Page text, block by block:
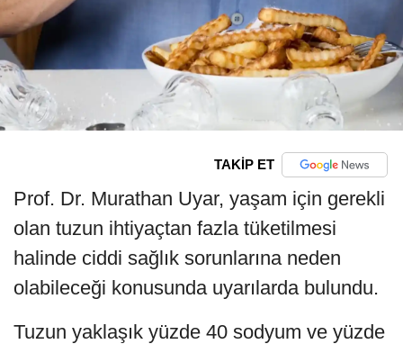
TAKİP ET
Prof. Dr. Murathan Uyar, yaşam için gerekli
olan tuzun ihtiyaçtan fazla tüketilmesi
halinde ciddi sağlık sorunlarına neden
olabileceği konusunda uyarılarda bulundu.
Tuzun yaklaşık yüzde 40 sodyum ve yüzde